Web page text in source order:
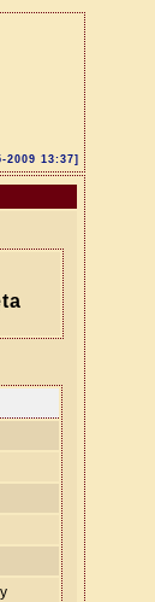
13:37]